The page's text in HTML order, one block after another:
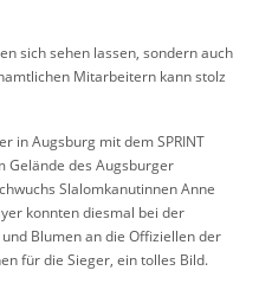
sich sehen lassen, sondern auch
Mitarbeitern kann stolz
in Augsburg mit dem SPRINT
Gelände des Augsburger
Slalomkanutinnen Anne
konnten diesmal bei der
Blumen an die Offiziellen der
für die Sieger, ein tolles Bild.